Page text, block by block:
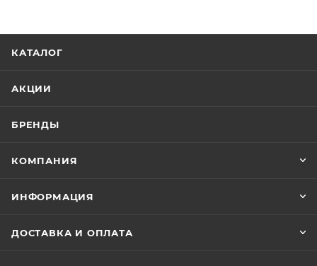
КАТАЛОГ
АКЦИИ
БРЕНДЫ
КОМПАНИЯ
ИНФОРМАЦИЯ
ДОСТАВКА И ОПЛАТА